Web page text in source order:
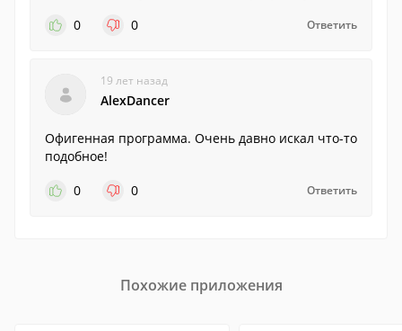
0
0 Ответить
19 лет назад
AlexDancer
Офигенная программа. Очень давно искал что-то
подобное!
0
0 Ответить
Похожие приложения